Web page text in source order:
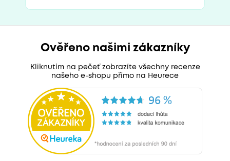
Ověřeno našimi zákazníky
Kliknutím na pečeť zobrazíte všechny recenze
našeho e-shopu přímo na Heurece